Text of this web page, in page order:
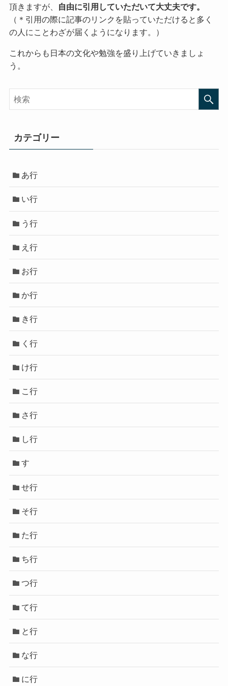
頂きますが、
自由に引用していただいて大丈夫です。
（＊引用の際に記事のリンクを貼っていただけると多く
の人にことわざが届くようになります。）
これからも日本の文化や勉強を盛り上げていきましょ
う。
カテゴリー
あ行
い行
う行
え行
お行
か行
き行
く行
け行
こ行
さ行
し行
す
せ行
そ行
た行
ち行
つ行
て行
と行
な行
に行